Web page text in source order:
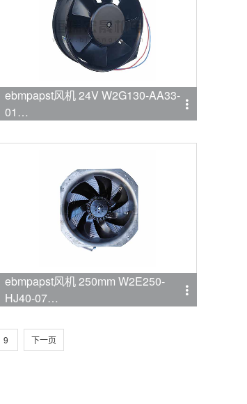
ebmpapst风机 24V W2G130-AA33-
01
ebmpapst风机 250mm W2E250-
HJ40-07
9 下一页